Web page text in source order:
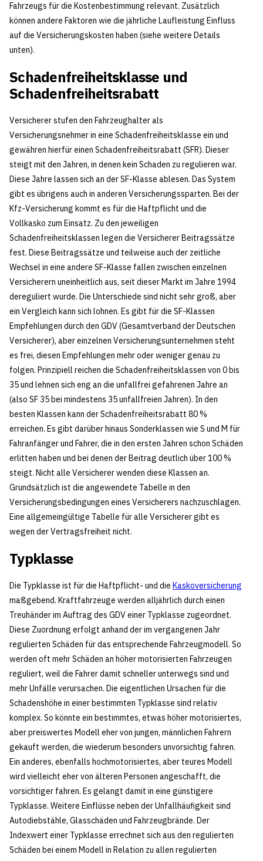
Fahrzeugs für die Kostenbestimmung relevant. Zusätzlich
können andere Faktoren wie die jährliche Laufleistung Einfluss
auf die Versicherungskosten haben (siehe weitere Details
unten).
Schadenfreiheitsklasse und
Schadenfreiheitsrabatt
Versicherer stufen den Fahrzeughalter als
Versicherungsnehmer in eine Schadenfreiheitsklasse ein und
gewähren hierfür einen Schadenfreiheitsrabatt (SFR). Dieser
steigt mit den Jahren, in denen kein Schaden zu regulieren war.
Diese Jahre lassen sich an der SF-Klasse ablesen. Das System
gibt es übrigens auch in anderen Versicherungssparten. Bei der
Kfz-Versicherung kommt es für die Haftpflicht und die
Vollkasko zum Einsatz. Zu den jeweiligen
Schadenfreiheitsklassen legen die Versicherer Beitragssätze
fest. Diese Beitragssätze und teilweise auch der zeitliche
Wechsel in eine andere SF-Klasse fallen zwischen einzelnen
Versicherern uneinheitlich aus, seit dieser Markt im Jahre 1994
dereguliert wurde. Die Unterschiede sind nicht sehr groß, aber
ein Vergleich kann sich lohnen. Es gibt für die SF-Klassen
Empfehlungen durch den GDV (Gesamtverband der Deutschen
Versicherer), aber einzelnen Versicherungsunternehmen steht
es frei, diesen Empfehlungen mehr oder weniger genau zu
folgen. Prinzipiell reichen die Schadenfreiheitsklassen von 0 bis
35 und lehnen sich eng an die unfallfrei gefahrenen Jahre an
(also SF 35 bei mindestens 35 unfallfreien Jahren). In den
besten Klassen kann der Schadenfreiheitsrabatt 80 %
erreichen. Es gibt darüber hinaus Sonderklassen wie S und M für
Fahranfänger und Fahrer, die in den ersten Jahren schon Schäden
erlitten haben und bei denen der Beitrag deutlich über 100 %
steigt. Nicht alle Versicherer wenden diese Klassen an.
Grundsätzlich ist die angewendete Tabelle in den
Versicherungsbedingungen eines Versicherers nachzuschlagen.
Eine allgemeingültige Tabelle für alle Versicherer gibt es
wegen der Vertragsfreiheit nicht.
Typklasse
Die Typklasse ist für die Haftpflicht- und die Kaskoversicherung
maßgebend. Kraftfahrzeuge werden alljährlich durch einen
Treuhänder im Auftrag des GDV einer Typklasse zugeordnet.
Diese Zuordnung erfolgt anhand der im vergangenen Jahr
regulierten Schäden für das entsprechende Fahrzeugmodell. So
werden oft mehr Schäden an höher motorisierten Fahrzeugen
reguliert, weil die Fahrer damit schneller unterwegs sind und
mehr Unfälle verursachen. Die eigentlichen Ursachen für die
Schadenshöhe in einer bestimmten Typklasse sind relativ
komplex. So könnte ein bestimmtes, etwas höher motorisiertes,
aber preiswertes Modell eher von jungen, männlichen Fahrern
gekauft werden, die wiederum besonders unvorsichtig fahren.
Ein anderes, ebenfalls hochmotorisiertes, aber teures Modell
wird vielleicht eher von älteren Personen angeschafft, die
vorsichtiger fahren. Es gelangt damit in eine günstigere
Typklasse. Weitere Einflüsse neben der Unfallhäufigkeit sind
Autodiebstähle, Glasschäden und Fahrzeugbrände. Der
Indexwert einer Typklasse errechnet sich aus den regulierten
Schäden bei einem Modell in Relation zu allen regulierten